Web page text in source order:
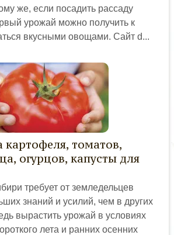
же, если посадить рассаду
урожай можно получить к
вкусными овощами. Сайт d...
картофеля, томатов,
огурцов, капусты для
требует от земледельцев
знаний и усилий, чем в других
вырастить урожай в условиях
лета и ранних осенних